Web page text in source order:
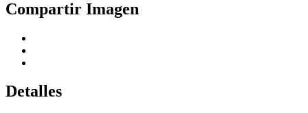
Compartir Imagen
Detalles